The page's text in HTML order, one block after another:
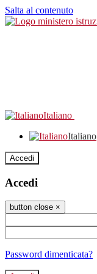
Salta al contenuto
Italiano
Italiano
Accedi
Accedi
button close ×
Password dimenticata?